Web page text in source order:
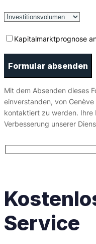
Kapitalmarktprognose
Mit dem Absenden dieses
einverstanden, von
kontaktiert zu werden. Ihre
Verbesserung unserer
Service